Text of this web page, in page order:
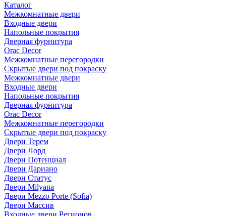
Каталог
Межкомнатные двери
Входные двери
Напольные покрытия
Дверная фурнитура
Orac Decor
Межкомнатные перегородки
Скрытые двери под покраскy
Межкомнатные двери
Входные двери
Напольные покрытия
Дверная фурнитура
Orac Decor
Межкомнатные перегородки
Скрытые двери под покраскy
Двери Терем
Двери Лорд
Двери Потенциал
Двери Дариано
Двери Статус
Двери Milyana
Двери Mezzo Porte (Sofia)
Двери Массив
Входные двери Регионов